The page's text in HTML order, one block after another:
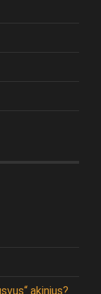
akinius?